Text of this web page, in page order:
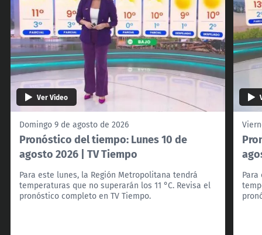
Ver Video
Domingo 9 de agosto de 2026
Pronóstico del tiempo: Lunes 10 de
agosto 2026 | TV Tiempo
Para este lunes, la Región Metropolitana tendrá
temperaturas que no superarán los 11 °C. Revisa el
pronóstico completo en TV Tiempo.